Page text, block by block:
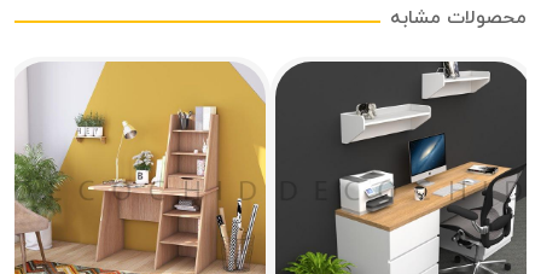
محصولات مشابه